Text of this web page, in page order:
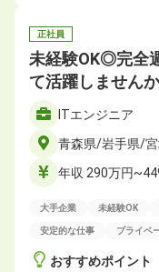
正社員
未経験OK◎完全
て活躍しません
ITエンジニア
青森県/岩手県/宮
年収 290万円
大手企業 未経験OK
安定的な仕事 プライベ
おすすめポイント